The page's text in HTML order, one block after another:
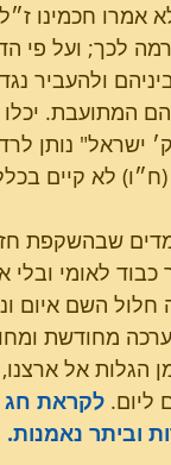
אמרו חכמינו
לכך; ועל פי
ולהעביר
המתועבת.
ישראל" נותן
לא קיים
שבהשקפת
לאומי ובלי
חלול השם איום
מחודשת
הגלות אל
ליום. לקראת חג
וביתר נאמנות.